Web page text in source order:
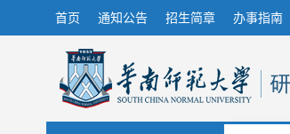
首页 通知公告 招生简章 办事指南